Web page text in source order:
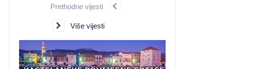
Prethodne vijesti
Više vijesti